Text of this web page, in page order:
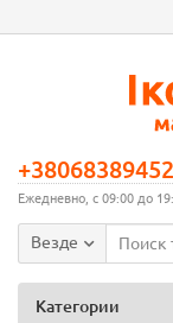
Ежедневно, с 09:00 до
Везде
Категории